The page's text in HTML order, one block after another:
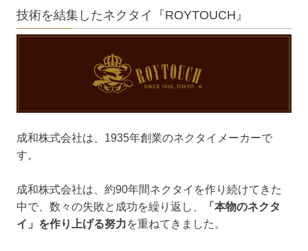
技術を結集したネクタイ『ROYTOUCH』
成和株式会社は、1935年創業のネクタイメーカーで
す。
成和株式会社は、約90年間ネクタイを作り続けてきた
中で、数々の失敗と成功を繰り返し、
「本物のネクタ
イ」を作り上げる努力を重ねてきました。